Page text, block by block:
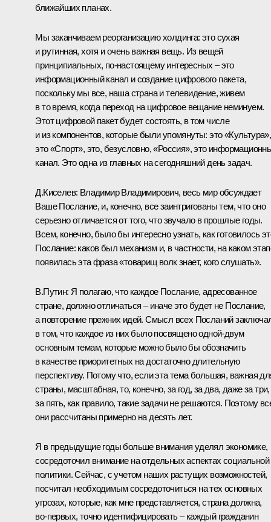
ближайших планах.
Мы заканчиваем реорганизацию холдинга: это сухая
и рутинная, хотя и очень важная вещь. Из вещей
принципиальных, по‑настоящему интересных – это
информационный канал и создание цифрового пакета,
поскольку мы все, наша страна и телевидение, живем
в то время, когда переход на цифровое вещание неминуем.
Этот цифровой пакет будет состоять, в том числе
и из компонентов, которые были упомянуты: это «Культура»,
это «Спорт», это, безусловно, «Россия», это
канал. Это одна из главных на сегодняшний день задач.
Д.Киселев: Владимир Владимирович, весь мир обсуждает
Ваше Послание, и, конечно, все заинтригованы тем, что оно
серьезно отличается от того, что звучало в прошлые годы.
Всем, конечно, было бы интересно узнать, как готовилось
Послание: каков был механизм и, в частности, на каком
появилась эта фраза «товарищ волк знает, кого слушать».
В.Путин: Я полагаю, что каждое Послание, адресованное
стране, должно отличаться – иначе это будет не Послание,
а повторение прежних идей. Смысл всех Посланий
в том, что каждое из них было посвящено одной-двум
основным темам, которые можно было бы обозначить
в качестве приоритетных на достаточно длительную
перспективу. Потому что, если эта тема большая, важная
страны, масштабная, то, конечно, за год, за два, даже за три,
за пять, как правило, такие задачи не решаются. Поэтому
они рассчитаны примерно на десять лет.
Я в предыдущие годы больше внимания уделял экономике,
сосредоточил внимание на отдельных аспектах социальной
политики. Сейчас, с учетом наших растущих возможностей,
посчитал необходимым сосредоточиться на тех основных
угрозах, которые, как мне представляется, страна должна,
во‑первых, точно идентифицировать – каждый гражданин